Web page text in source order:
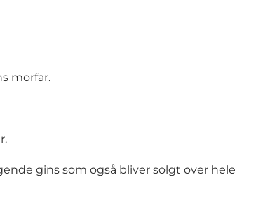
morfar.
gins som også bliver solgt over hele